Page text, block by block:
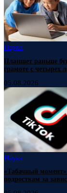
Наука
Планшет раньше
грамоте с четырех
05.08.2026
Наука
«Табачный
подросткам за